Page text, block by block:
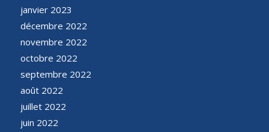
janvier 2023
décembre 2022
novembre 2022
octobre 2022
septembre 2022
août 2022
juillet 2022
juin 2022